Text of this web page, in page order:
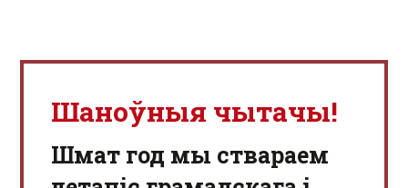
Шаноўныя чытачы!
Шмат год мы ствараем